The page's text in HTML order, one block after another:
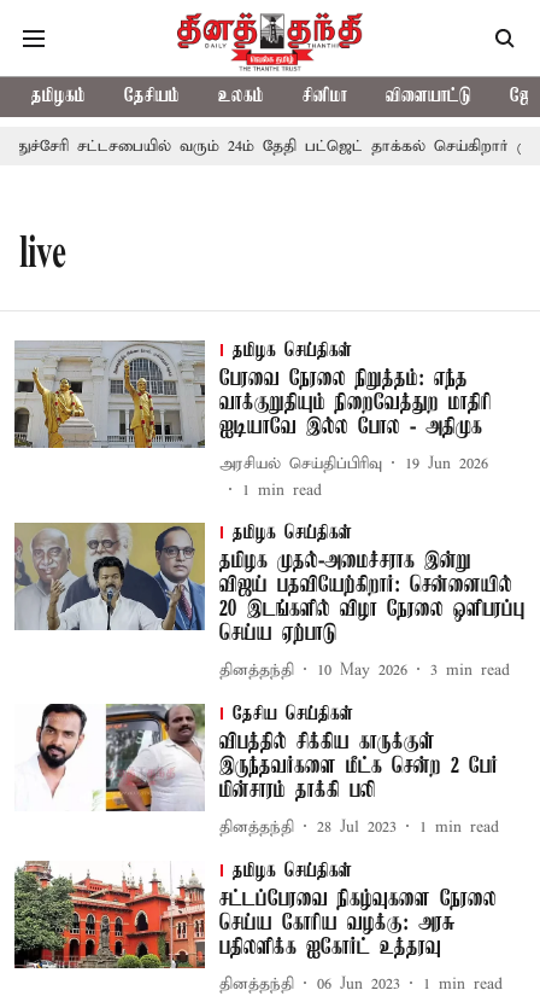
தமிழகம் தேசியம் உலகம் சினிமா விளையாட்டு
சட்டசபையில் வரும் 24ம் தேதி பட்ஜெட் தாக்கல் செய்கிறார்
live
தமிழக செய்திகள்
பேரவை நேரலை நிறுத்தம்: எந்த
வாக்குறுதியும் நிறைவேத்துற மாதிரி
ஐடியாவே இல்ல போல - அதிமுக
அரசியல் செய்திப்பிரிவு
19 Jun 2026
1 min read
தமிழக செய்திகள்
தமிழக முதல்-அமைச்சராக இன்று
விஜய் பதவியேற்கிறார்: சென்னையில்
20 இடங்களில் விழா நேரலை ஒளிபரப்பு
செய்ய ஏற்பாடு
தினத்தந்தி 10 May 2026 3 min read
தேசிய செய்திகள்
விபத்தில் சிக்கிய காருக்குள்
இருந்தவர்களை மீட்க சென்ற 2 பேர்
மின்சாரம் தாக்கி பலி
தினத்தந்தி 28 Jul 2023 1 min read
தமிழக செய்திகள்
சட்டப்பேரவை நிகழ்வுகளை நேரலை
செய்ய கோரிய வழக்கு: அரசு
பதிலளிக்க ஐகோர்ட் உத்தரவு
தினத்தந்தி 06 Jun 2023 1 min read